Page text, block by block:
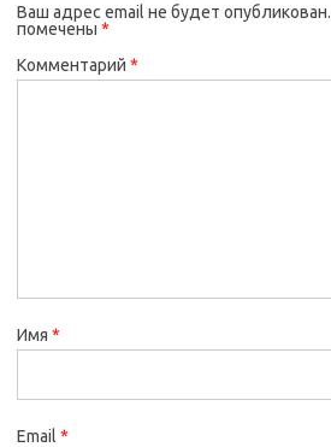
Ваш адрес email не будет опубликован.
помечены *
Комментарий *
Имя *
Email *